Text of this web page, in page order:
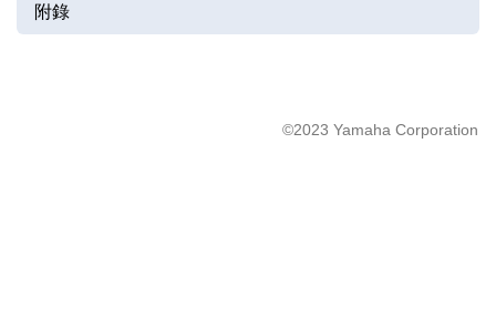
附錄
©2023 Yamaha Corporation